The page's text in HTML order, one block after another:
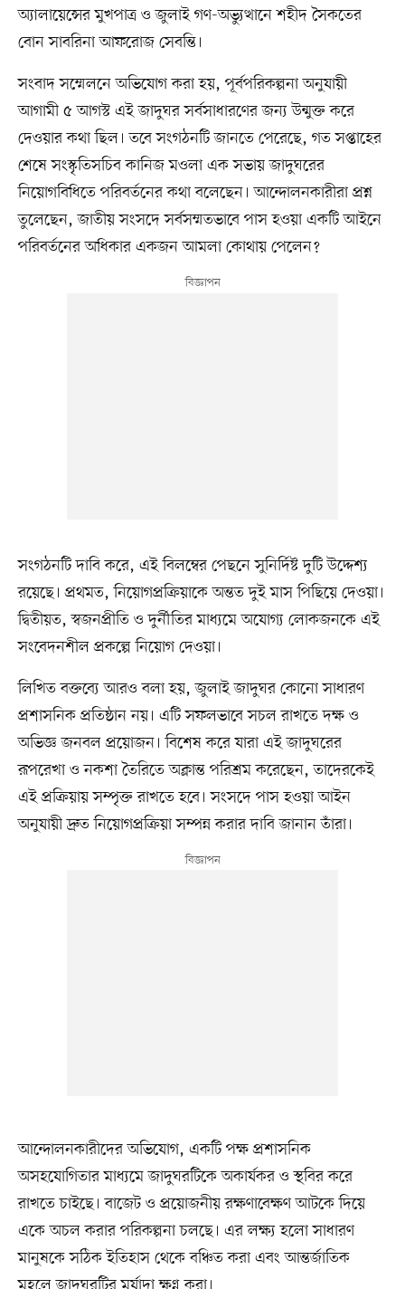
অ্যালায়েন্সের মুখপাত্র ও জুলাই গণ-অভ্যুত্থানে শহীদ সৈকতের
বোন সাবরিনা আফরোজ সেবন্তি।
সংবাদ সম্মেলনে অভিযোগ করা হয়, পূর্বপরিকল্পনা অনুযায়ী
আগামী ৫ আগস্ট এই জাদুঘর সর্বসাধারণের জন্য উন্মুক্ত করে
দেওয়ার কথা ছিল। তবে সংগঠনটি জানতে পেরেছে, গত সপ্তাহের
শেষে সংস্কৃতিসচিব কানিজ মওলা এক সভায় জাদুঘরের
নিয়োগবিধিতে পরিবর্তনের কথা বলেছেন। আন্দোলনকারীরা প্রশ্ন
তুলেছেন, জাতীয় সংসদে সর্বসম্মতভাবে পাস হওয়া একটি আইনে
পরিবর্তনের অধিকার একজন আমলা কোথায় পেলেন?
সংগঠনটি দাবি করে, এই বিলম্বের পেছনে সুনির্দিষ্ট দুটি উদ্দেশ্য
রয়েছে। প্রথমত, নিয়োগপ্রক্রিয়াকে অন্তত দুই মাস পিছিয়ে দেওয়া।
দ্বিতীয়ত, স্বজনপ্রীতি ও দুর্নীতির মাধ্যমে অযোগ্য লোকজনকে এই
সংবেদনশীল প্রকল্পে নিয়োগ দেওয়া।
লিখিত বক্তব্যে আরও বলা হয়, জুলাই জাদুঘর কোনো সাধারণ
প্রশাসনিক প্রতিষ্ঠান নয়। এটি সফলভাবে সচল রাখতে দক্ষ ও
অভিজ্ঞ জনবল প্রয়োজন। বিশেষ করে যারা এই জাদুঘরের
রূপরেখা ও নকশা তৈরিতে অক্লান্ত পরিশ্রম করেছেন, তাদেরকেই
এই প্রক্রিয়ায় সম্পৃক্ত রাখতে হবে। সংসদে পাস হওয়া আইন
অনুযায়ী দ্রুত নিয়োগপ্রক্রিয়া সম্পন্ন করার দাবি জানান তাঁরা।
আন্দোলনকারীদের অভিযোগ, একটি পক্ষ প্রশাসনিক
অসহযোগিতার মাধ্যমে জাদুঘরটিকে অকার্যকর ও স্থবির করে
রাখতে চাইছে। বাজেট ও প্রয়োজনীয় রক্ষণাবেক্ষণ আটকে দিয়ে
একে অচল করার পরিকল্পনা চলছে। এর লক্ষ্য হলো সাধারণ
মানুষকে সঠিক ইতিহাস থেকে বঞ্চিত করা এবং আন্তর্জাতিক